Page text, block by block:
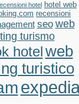
hotel hotel web
recensioni
seo web
turismo
hotelweb
turistico